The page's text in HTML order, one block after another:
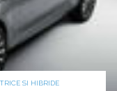
SI HIBRIDE